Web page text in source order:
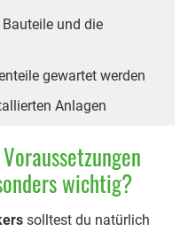
und die
gewartet werden
Anlagen
wichtig?
solltest du natürlich